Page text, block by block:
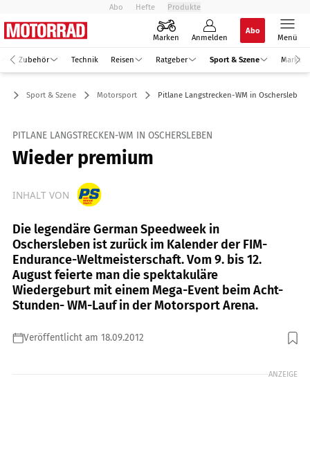
Abo Hefte Produkte
Marken Anmelden
Abo
Menü
Zubehör Technik Reisen Ratgeber Sport & Szene Markt
Sport & Szene Motorsport Pitlane Langstrecken-WM in Oschersleben
PITLANE LANGSTRECKEN-WM IN OSCHERSLEBEN
Wieder premium
INHALT VON
Die legendäre German Speedweek in
Oschersleben ist zurück im Kalender der FIM-
Endurance-Weltmeisterschaft. Vom 9. bis 12.
August feierte man die spektakuläre
Wiedergeburt mit einem Mega-Event beim Acht-
Stunden- WM-Lauf in der Motorsport Arena.
Veröffentlicht am 18.09.2012
Foto: Bower
ANZEIGE